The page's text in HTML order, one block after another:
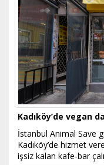
Kadıköy’de vegan
İstanbul Animal Save
Kadıköy’de hizmet
işsiz kalan kafe-bar